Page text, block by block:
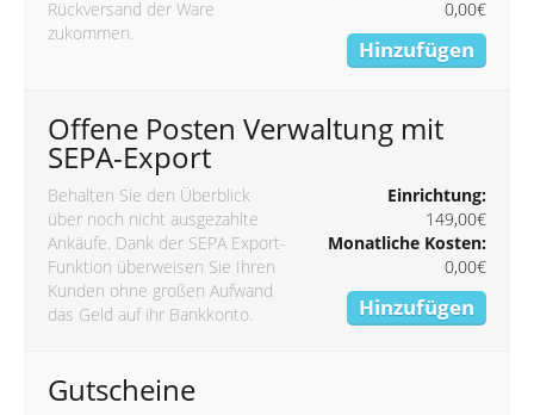
Rückversand der Ware
zukommen.
0,00€
Hinzufügen
Offene Posten Verwaltung mit
SEPA-Export
Behalten Sie den Überblick
über noch nicht ausgezahlte
Ankäufe. Dank der SEPA Export-
Funktion überweisen Sie Ihren
Kunden ohne großen Aufwand
das Geld auf ihr Bankkonto.
Einrichtung:
149,00€
Monatliche Kosten:
0,00€
Hinzufügen
Gutscheine